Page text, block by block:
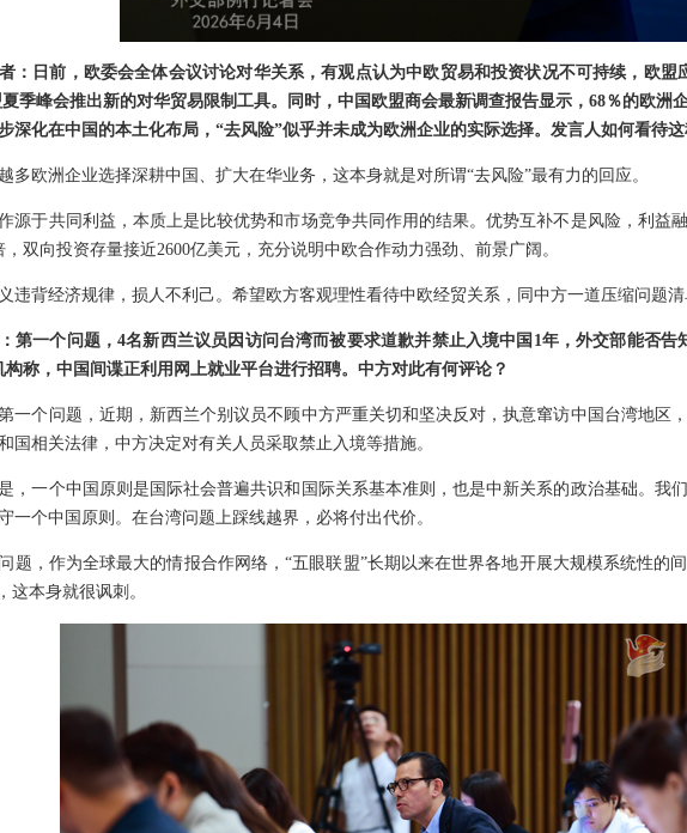
：日前，欧委会全体会议讨论对华关系，有观点认为中欧贸易和投资状况不可持续，欧盟
季峰会推出新的对华贸易限制工具。同时，中国欧盟商会最新调查报告显示，68％的欧洲
深化在中国的本土化布局，“去风险”似乎并未成为欧洲企业的实际选择。发言人如何看待
多欧洲企业选择深耕中国、扩大在华业务，这本身就是对所谓“去风险”最有力的回应。
源于共同利益，本质上是比较优势和市场竞争共同作用的结果。优势互补不是风险，利益
，双向投资存量接近2600亿美元，充分说明中欧合作动力强劲、前景广阔。
违背经济规律，损人不利己。希望欧方客观理性看待中欧经贸关系，同中方一道压缩问题
第一个问题，4名新西兰议员因访问台湾而被要求道歉并禁止入境中国1年，外交部能否告
构称，中国间谍正利用网上就业平台进行招聘。中方对此有何评论？
一个问题，近期，新西兰个别议员不顾中方严重关切和坚决反对，执意窜访中国台湾地区
国相关法律，中方决定对有关人员采取禁止入境等措施。
，一个中国原则是国际社会普遍共识和国际关系基本准则，也是中新关系的政治基础。我
一个中国原则。在台湾问题上踩线越界，必将付出代价。
题，作为全球最大的情报合作网络，“五眼联盟”长期以来在世界各地开展大规模系统性的
这本身就很讽刺。